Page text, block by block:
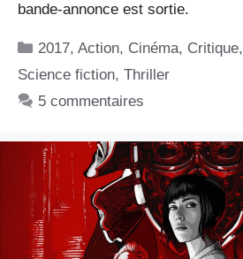
bande-annonce est sortie.
Catégories
2017,Action, Cinéma, Critique,
Science fiction, Thriller
5 commentaires